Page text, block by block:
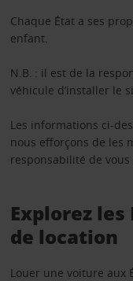
Chaque État a ses
enfant.
N.B. : il est de la
véhicule d’installer le
Les informations ci-
nous efforçons de les
responsabilité de
Explorez
de location
Louer une voiture aux